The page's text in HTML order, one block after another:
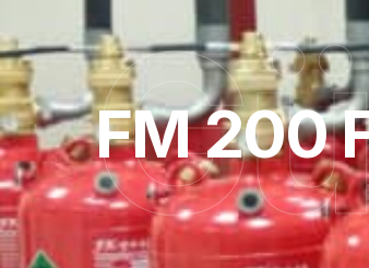
FM 200